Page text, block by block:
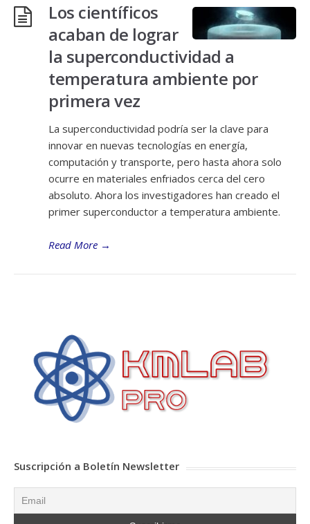
Los científicos
acaban de lograr
la superconductividad a
temperatura ambiente por
primera vez
La superconductividad podría ser la clave para
innovar en nuevas tecnologías en energía,
computación y transporte, pero hasta ahora solo
ocurre en materiales enfriados cerca del cero
absoluto. Ahora los investigadores han creado el
primer superconductor a temperatura ambiente.
Read More →
Suscripción a Boletín Newsletter